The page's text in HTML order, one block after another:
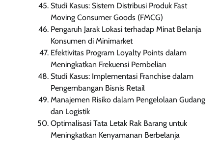
Studi Kasus: Sistem Distribusi Produk Fast
Moving Consumer Goods (FMCG)
Pengaruh Jarak Lokasi terhadap Minat Belanja
Konsumen di Minimarket
Efektivitas Program Loyalty Points dalam
Meningkatkan Frekuensi Pembelian
Studi Kasus: Implementasi Franchise dalam
Pengembangan Bisnis Retail
Manajemen Risiko dalam Pengelolaan Gudang
dan Logistik
Optimalisasi Tata Letak Rak Barang untuk
Meningkatkan Kenyamanan Berbelanja